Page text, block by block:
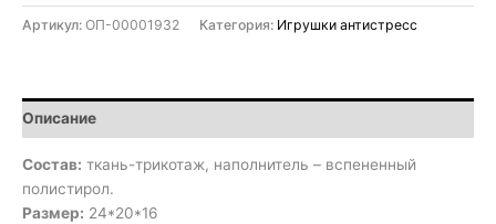
Артикул: ОП-00001932 Категория: Игрушки антистресс
Описание
Состав: ткань-трикотаж, наполнитель – вспененный
полистирол.
Размер: 24*20*16